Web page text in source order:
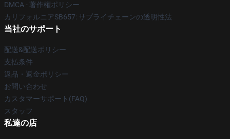
DMCA - 著作権ポリシー
カリフォルニアSB657: サプライチェーンの透明性法
当社のサポート
配送&配送ポリシー
支払条件
返品・返金ポリシー
お問い合わせ
カスタマーサポート(FAQ)
スタッフ
私達の店